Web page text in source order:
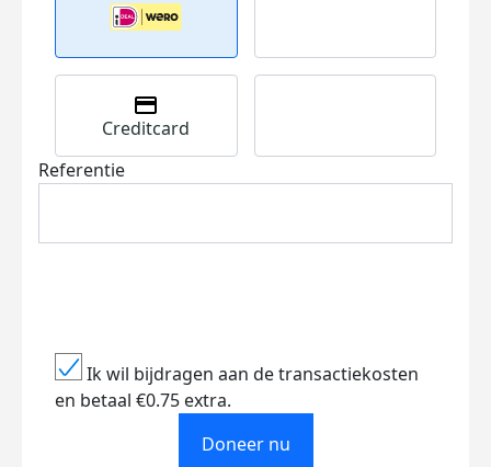
Creditcard
Referentie
Ik wil bijdragen aan de transactiekosten
en betaal €0.75 extra.
Doneer nu